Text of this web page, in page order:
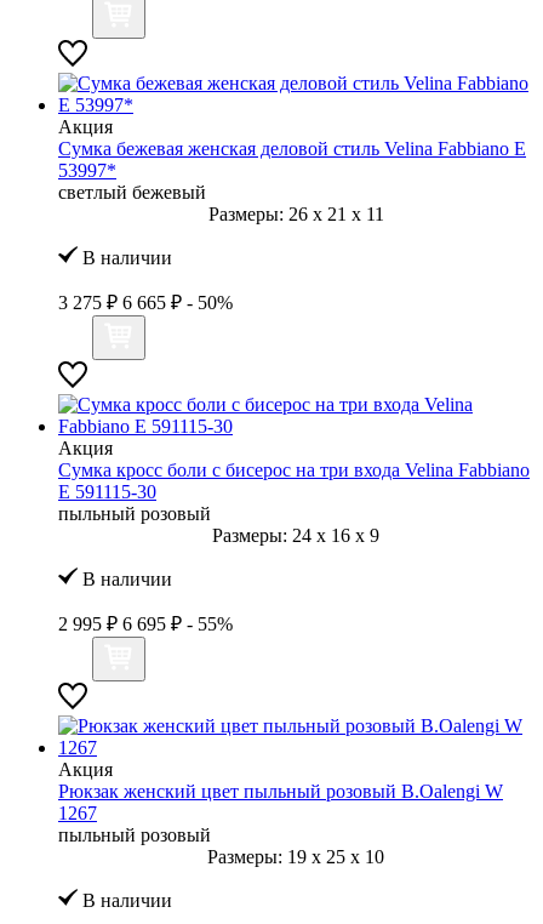
Акция
Сумка бежевая женская деловой стиль Velina Fabbiano E
53997*
светлый бежевый
Размеры: 26 x 21 x 11
В наличии
3 275 ₽ 6 665 ₽ - 50%
Акция
Сумка кросс боли с бисерос на три входа Velina Fabbiano
E 591115-30
пыльный розовый
Размеры: 24 x 16 x 9
В наличии
2 995 ₽ 6 695 ₽ - 55%
Акция
Рюкзак женский цвет пыльный розовый B.Oalengi W
1267
пыльный розовый
Размеры: 19 x 25 x 10
В наличии